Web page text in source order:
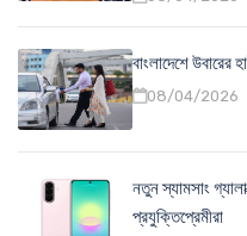
বাংলাদেশে উবারের
08/04/2026
নতুন স্যামসাং
প্রযুক্তিপ্রেমীরা